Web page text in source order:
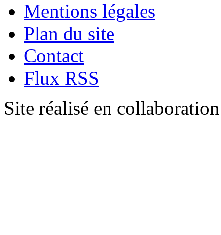
Mentions légales
Plan du site
Contact
Flux RSS
Site réalisé en